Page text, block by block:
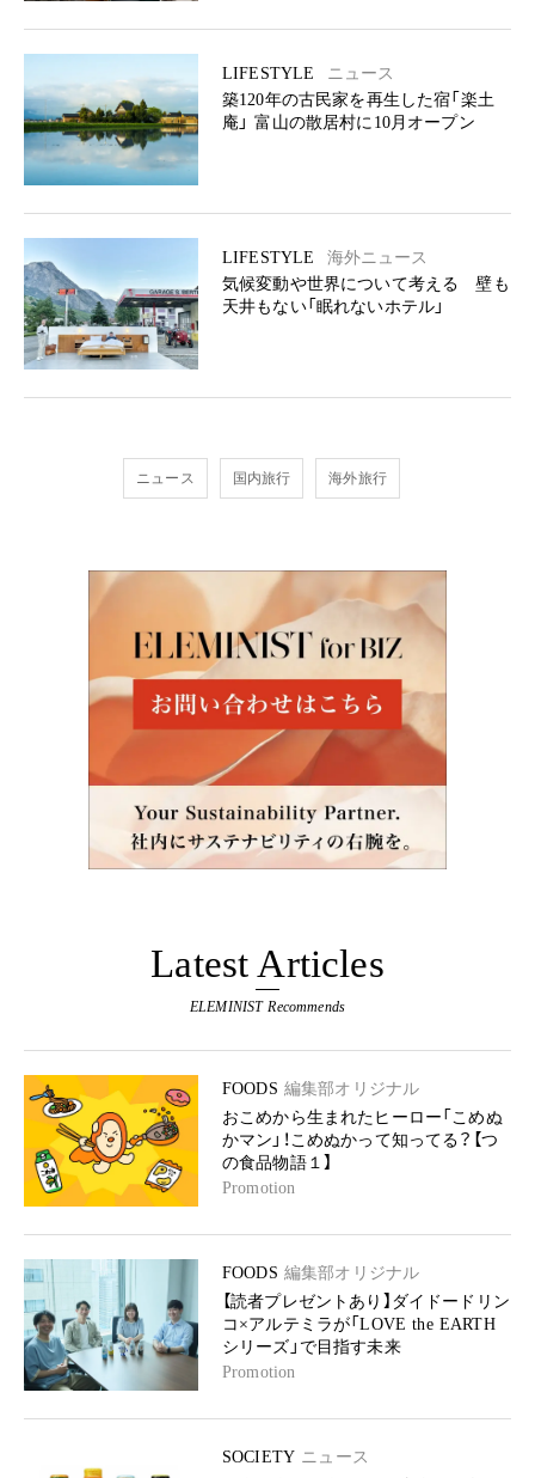
LIFESTYLE
ニュース
築120年の古民家を再生した宿「楽土
庵」 富山の散居村に10月オープン
LIFESTYLE
海外ニュース
気候変動や世界について考える 壁も
天井もない「眠れないホテル」
ニュース 国内旅行 海外旅行
Latest Articles
ELEMINIST Recommends
FOODS 編集部オリジナル
おこめから生まれたヒーロー「こめぬ
かマン」！こめぬかって知ってる？【つ
の食品物語１】
Promotion
FOODS 編集部オリジナル
【読者プレゼントあり】ダイドードリン
コ×アルテミラが「LOVE the EARTH
シリーズ」で目指す未来
Promotion
SOCIETY ニュース